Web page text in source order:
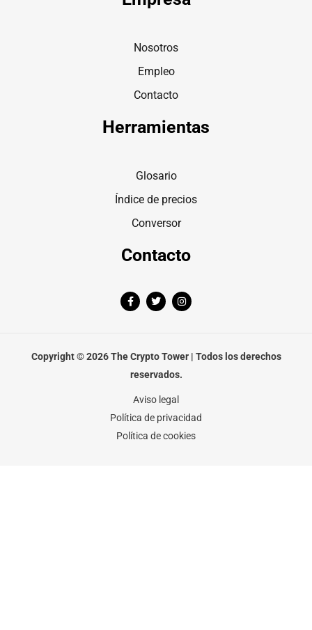
Nosotros
Empleo
Contacto
Herramientas
Glosario
Índice de precios
Conversor
Contacto
F
a
o
-
T
w
r
I
n
r
m
Copyright © 2026 The Crypto Tower | Todos los derechos
reservados.
Aviso legal
Política de privacidad
Política de cookies